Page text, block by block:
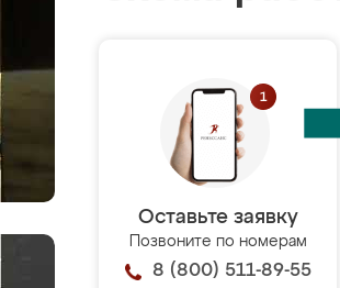
Оставьте заявку
Позвоните по номерам
8 (800) 511-89-55